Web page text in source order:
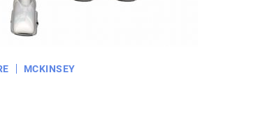
MCKINSEY